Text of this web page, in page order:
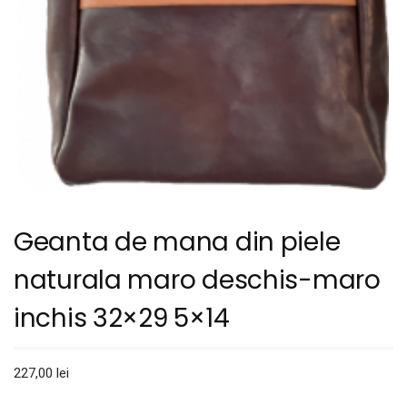
Geanta de mana din piele
naturala maro deschis-maro
inchis 32×29 5×14
227,00 lei